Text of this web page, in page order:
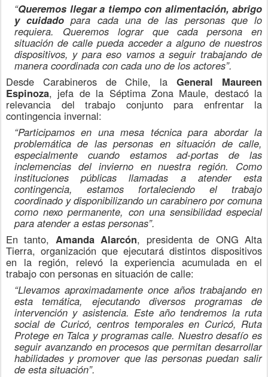
“Queremos llegar a tiempo con alimentación, abrigo
y cuidado para cada una de las personas que lo
requiera. Queremos lograr que cada persona en
situación de calle pueda acceder a alguno de nuestros
dispositivos, y para eso vamos a seguir trabajando de
manera coordinada con cada uno de los actores”.
Desde Carabineros de Chile, laGeneral Maureen
Espinoza, jefa de la Séptima Zona Maule, destacó la
relevancia del trabajo conjunto para enfrentar la
contingencia invernal:
“Participamos en una mesa técnica para abordar la
problemática de las personas en situación de calle,
especialmente cuando estamos ad-portas de las
inclemencias del invierno en nuestra región. Como
instituciones públicas llamadas a atender esta
contingencia, estamos fortaleciendo el trabajo
coordinado y disponibilizando un carabinero por comuna
como nexo permanente, con una sensibilidad especial
para atender a estas personas”.
En tanto, Amanda Alarcón, presidenta de ONG Alta
Tierra, organización que ejecutará distintos dispositivos
en la región, relevó la experiencia acumulada en el
trabajo con personas en situación de calle:
“Llevamos aproximadamente once años trabajando en
esta temática, ejecutando diversos programas de
intervención y asistencia. Este año tendremos la ruta
social de Curicó, centros temporales en Curicó, Ruta
Protege en Talca y programas calle. Nuestro desafío es
seguir avanzando en procesos que permitan desarrollar
habilidades y promover que las personas puedan salir
de esta situación”.